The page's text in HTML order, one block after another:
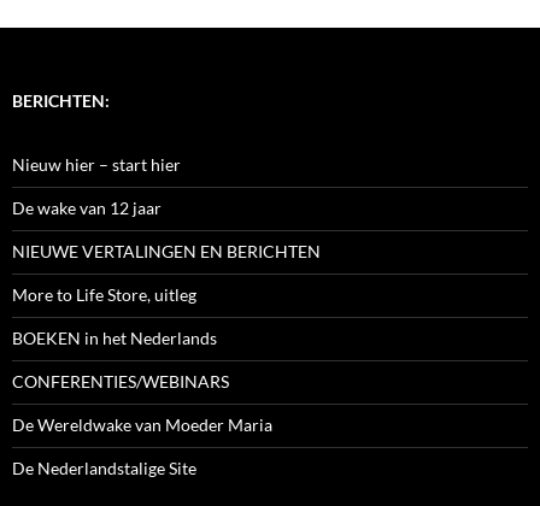
BERICHTEN:
Nieuw hier – start hier
De wake van 12 jaar
NIEUWE VERTALINGEN EN BERICHTEN
More to Life Store, uitleg
BOEKEN in het Nederlands
CONFERENTIES/WEBINARS
De Wereldwake van Moeder Maria
De Nederlandstalige Site